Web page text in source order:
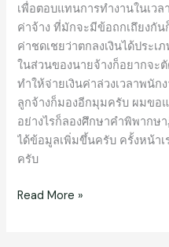
เพื่อตอบแทนการทำงานในเว
ค่าจ้าง ที่มักจะมีข้อถกเถึยงกั
ค่าชดเชยว่าตกลงเงินได้ประ
ในส่วนของนายจ้างก็อยากจะตั
ทำให้จ่ายเงินค่าล่วงเวลาพนั
ลูกจ้างก็มองอีกมุมครับ ผมขอ
อย่างไรก็ลองศึกษาคำพิพากษ
ได้ข้อมูลเพิ่มขึ้นครับ ครั้งหน้าเ
ครับ
Read More »